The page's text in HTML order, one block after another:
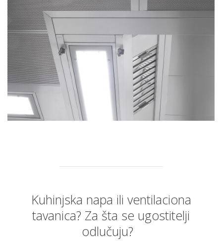
Kuhinjska napa ili ventilaciona
tavanica? Za šta se ugostitelji
odlučuju?